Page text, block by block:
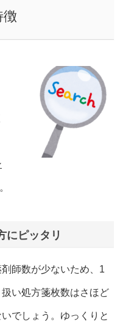
徴
にピッタリ
師数が少ないため、1
扱い処方箋枚数はさほど
でしょう。ゆっくりと